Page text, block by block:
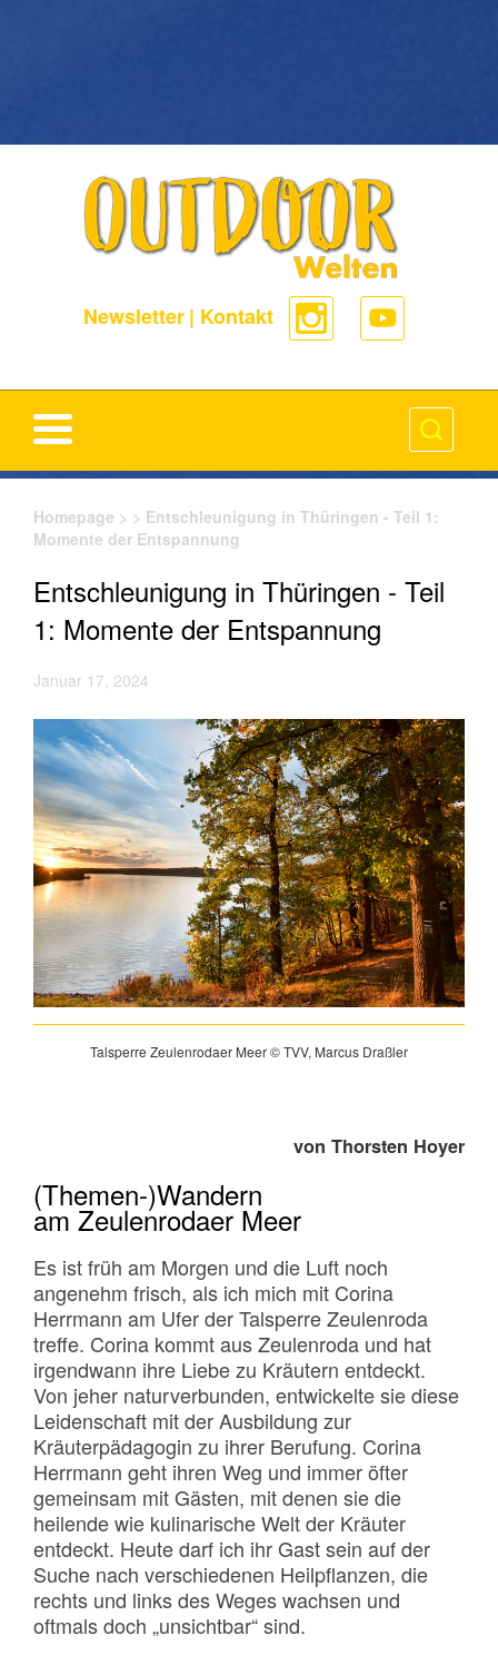
Newsletter | Kontakt
Homepage > > Entschleunigung in Thüringen - Teil 1:
Momente der Entspannung
Entschleunigung in Thüringen - Teil
1: Momente der Entspannung
Januar 17, 2024
Talsperre Zeulenrodaer Meer © TVV, Marcus Draßler
von Thorsten Hoyer
(Themen-)Wandern
am Zeulenrodaer Meer
Es ist früh am Morgen und die Luft noch
angenehm frisch, als ich mich mit Corina
Herrmann am Ufer der Talsperre Zeulenroda
treffe. Corina kommt aus Zeulenroda und hat
irgendwann ihre Liebe zu Kräutern entdeckt.
Von jeher naturverbunden, entwickelte sie diese
Leidenschaft mit der Ausbildung zur
Kräuterpädagogin zu ihrer Berufung. Corina
Herrmann geht ihren Weg und immer öfter
gemeinsam mit Gästen, mit denen sie die
heilende wie kulinarische Welt der Kräuter
entdeckt. Heute darf ich ihr Gast sein auf der
Suche nach verschiedenen Heilpflanzen, die
rechts und links des Weges wachsen und
oftmals doch „unsichtbar“ sind.